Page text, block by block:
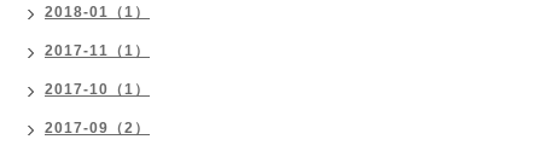
2018-01（1）
2017-11（1）
2017-10（1）
2017-09（2）